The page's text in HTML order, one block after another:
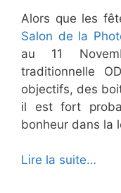
Alors que les
Salon de la
au 11
traditionnelle
objectifs, des
il est fort
bonheur dans la
Lire la suite…